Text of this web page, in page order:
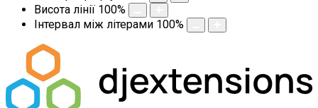
Висота лінії 100%
Інтервал між літерами 100%